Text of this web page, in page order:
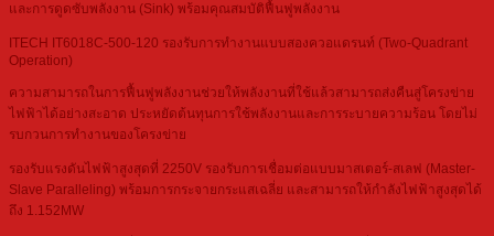
และการดูดซับพลังงาน (Sink) พร้อมคุณสมบัติฟื้นฟูพลังงาน
ITECH IT6018C-500-120 รองรับการทำงานแบบสองควอแดรนท์ (Two-Quadrant
Operation)
ความสามารถในการฟื้นฟูพลังงานช่วยให้พลังงานที่ใช้แล้วสามารถส่งคืนสู่โครงข่าย
ไฟฟ้าได้อย่างสะอาด ประหยัดต้นทุนการใช้พลังงานและการระบายความร้อน โดยไม่
รบกวนการทำงานของโครงข่าย
รองรับแรงดันไฟฟ้าสูงสุดที่ 2250V รองรับการเชื่อมต่อแบบมาสเตอร์-สเลฟ (Master-
Slave Paralleling) พร้อมการกระจายกระแสเฉลี่ย และสามารถให้กำลังไฟฟ้าสูงสุดได้
ถึง 1.152MW